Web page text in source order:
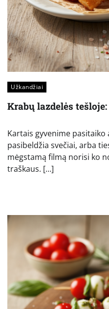
Užkandžiai
Krabų lazdelės
Kartais gyvenime
pasibeldžia svečiai, arba
mėgstamą filmą norisi ko
traškaus. […]